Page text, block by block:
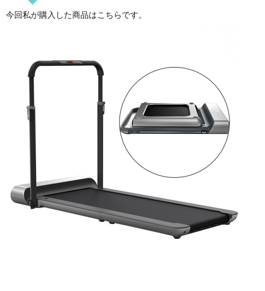
今回私が購入した商品はこちらです。